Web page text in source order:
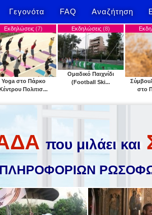
Γεγονότα FAQ Αναζήτηση
(7) Εκδηλώσεις (8)
Ομαδικό Παιχνίδι
(Football Ski...
Εκδηλώσεις (9)
Σύμβουλος άσκησης
στο Πάρκο Κέ...
που μιλάει και